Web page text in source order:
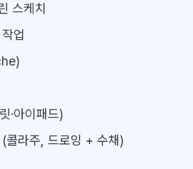
스케치
업
·아이패드)
콜라주, 드로잉 + 수채)